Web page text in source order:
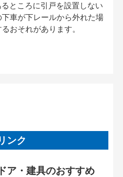
ところに引戸を設置しない
車が下レールから外れた場
おそれがあります。
ンク
ア・建具のおすすめ